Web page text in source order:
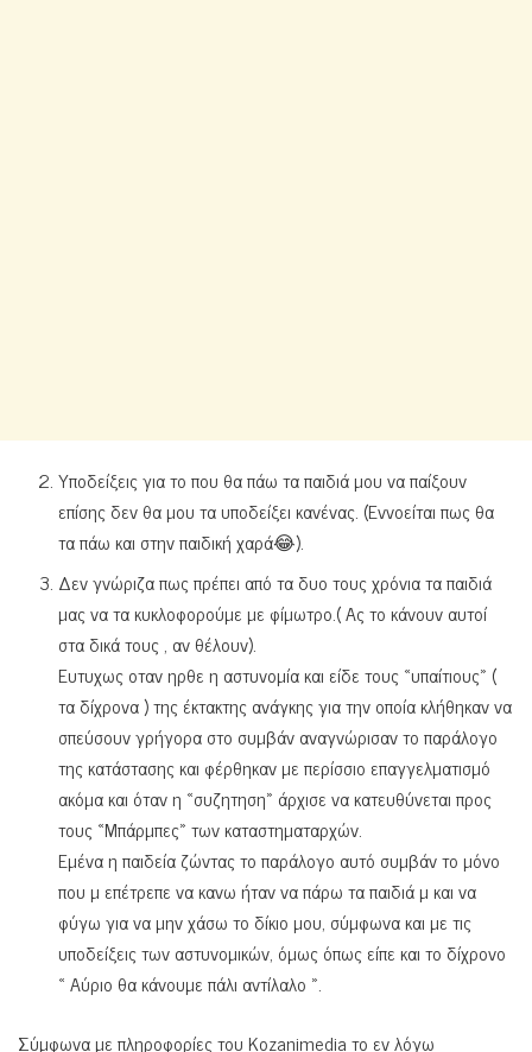
Υποδείξεις για το που θα πάω τα παιδιά μου να παίξουν
επίσης δεν θα μου τα υποδείξει κανένας. (Εννοείται πως θα
τα πάω και στην παιδική χαρά😂).
Δεν γνώριζα πως πρέπει από τα δυο τους χρόνια τα παιδιά
μας να τα κυκλοφορούμε με φίμωτρο.( Ας το κάνουν αυτοί
στα δικά τους , αν θέλουν).
Ευτυχως οταν ηρθε η αστυνομία και είδε τους «υπαίτιους» (
τα δίχρονα ) της έκτακτης ανάγκης για την οποία κλήθηκαν να
σπεύσουν γρήγορα στο συμβάν αναγνώρισαν το παράλογο
της κατάστασης και φέρθηκαν με περίσσιο επαγγελματισμό
ακόμα και όταν η «συζητηση» άρχισε να κατευθύνεται προς
τους «Μπάρμπες» των καταστηματαρχών.
Εμένα η παιδεία ζώντας το παράλογο αυτό συμβάν το μόνο
που μ επέτρεπε να κανω ήταν να πάρω τα παιδιά μ και να
φύγω για να μην χάσω το δίκιο μου, σύμφωνα και με τις
υποδείξεις των αστυνομικών, όμως όπως είπε και το δίχρονο
« Αύριο θα κάνουμε πάλι αντίλαλο ».
Σύμφωνα με πληροφορίες του Kozanimedia το εν λόγω